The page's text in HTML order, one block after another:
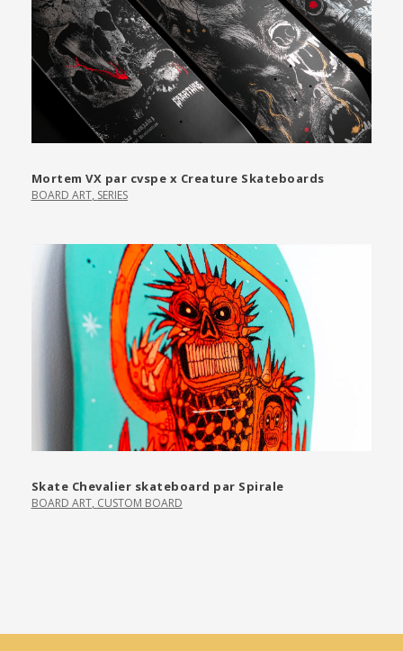
Mortem VX par cvspe x Creature Skateboards
BOARD ART, SERIES
Skate Chevalier skateboard par Spirale
BOARD ART, CUSTOM BOARD